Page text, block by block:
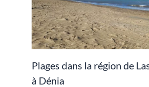
Plages dans la région de
à Dénia